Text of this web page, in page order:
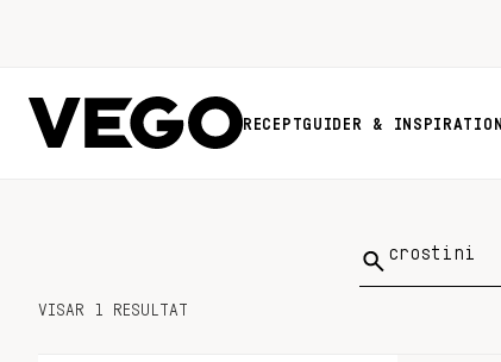
RECEPTGUIDER & INSPIRATION
Sök
VISAR 1 RESULTAT